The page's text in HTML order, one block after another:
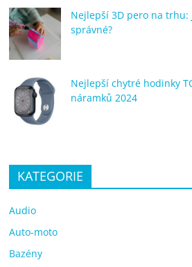
Nejlepší 3D pero na trhu:
správné?
Nejlepší chytré hodinky
náramků 2024
KATEGORIE
Audio
Auto-moto
Bazény